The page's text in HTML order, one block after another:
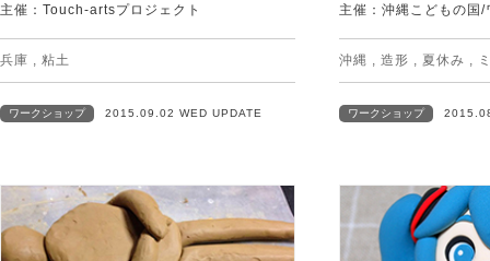
主催：Touch-artsプロジェクト
兵庫 , 粘土
ワークショップ 2015.09.02 WED UPDATE
主催：沖縄こどもの国
沖縄 , 造形 , 夏休み ,
ワークショップ